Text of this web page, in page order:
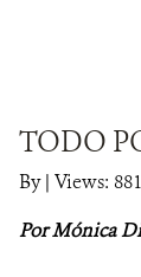
TODO
By| Views:
Por Mónica